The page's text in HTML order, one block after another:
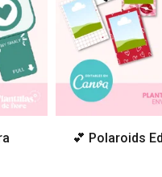
💕 Polaroids